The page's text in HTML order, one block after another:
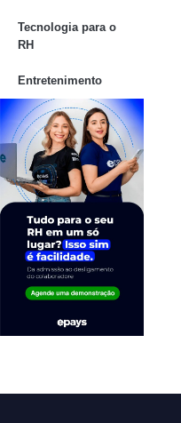
Tecnologia para o
RH
Entretenimento